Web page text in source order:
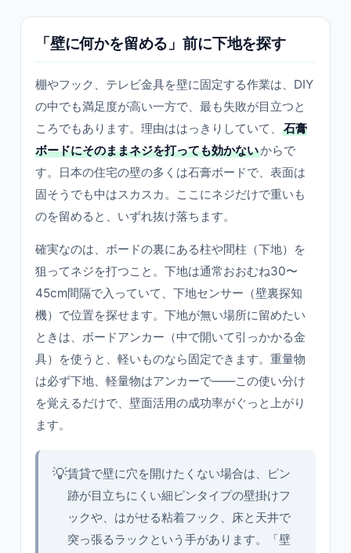
「壁に何かを留める」前に下地を探す
棚やフック、テレビ金具を壁に固定する作業は、DIY
の中でも満足度が高い一方で、最も失敗が目立つと
ころでもあります。理由ははっきりしていて、
石膏
ボードにそのままネジを打っても効かないからで
す。日本の住宅の壁の多くは石膏ボードで、表面は
固そうでも中はスカスカ。ここにネジだけで重いも
のを留めると、いずれ抜け落ちます。
確実なのは、ボードの裏にある柱や間柱（下地）を
狙ってネジを打つこと。下地は通常おおむね30〜
45cm間隔で入っていて、下地センサー（壁裏探知
機）で位置を探せます。下地が無い場所に留めたい
ときは、ボードアンカー（中で開いて引っかかる金
具）を使うと、軽いものなら固定できます。重量物
は必ず下地、軽量物はアンカーで——この使い分け
を覚えるだけで、壁面活用の成功率がぐっと上がり
ます。
💡賃貸で壁に穴を開けたくない場合は、ピン
跡が目立ちにくい細ピンタイプの壁掛けフ
ックや、はがせる粘着フック、床と天井で
突っ張るラックという手があります。「壁